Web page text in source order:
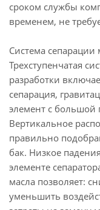
сроком службы
временем, не
Система сепарации
Трехступенчатая
разработки
сепарация,
элемент с большой
Вертикальное
правильно
бак. Низкое
элементе
масла позволяет:
уменьшить